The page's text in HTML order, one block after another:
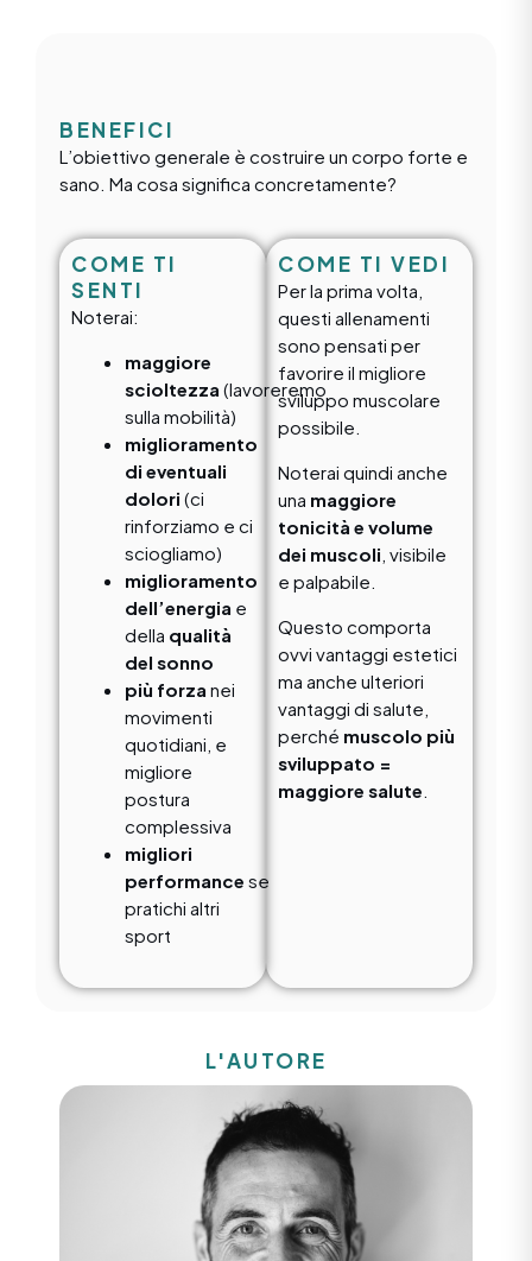
BENEFICI
L’obiettivo generale è costruire un corpo forte e
sano. Ma cosa significa concretamente?
COME TI
SENTI
Noterai:
maggiore
scioltezza (lavoreremo
sulla mobilità)
miglioramento
di eventuali
dolori (ci
rinforziamo e ci
sciogliamo)
miglioramento
dell’energia e
della qualità
del sonno
più forza nei
movimenti
quotidiani, e
migliore
postura
complessiva
migliori
performance se
pratichi altri
sport
COME TI VEDI
Per la prima volta,
questi allenamenti
sono pensati per
favorire il migliore
sviluppo muscolare
possibile.
Noterai quindi anche
una maggiore
tonicità e volume
dei muscoli , visibile
e palpabile.
Questo comporta
ovvi vantaggi estetici
ma anche ulteriori
vantaggi di salute,
perché muscolo più
sviluppato =
maggiore salute
L'AUTORE